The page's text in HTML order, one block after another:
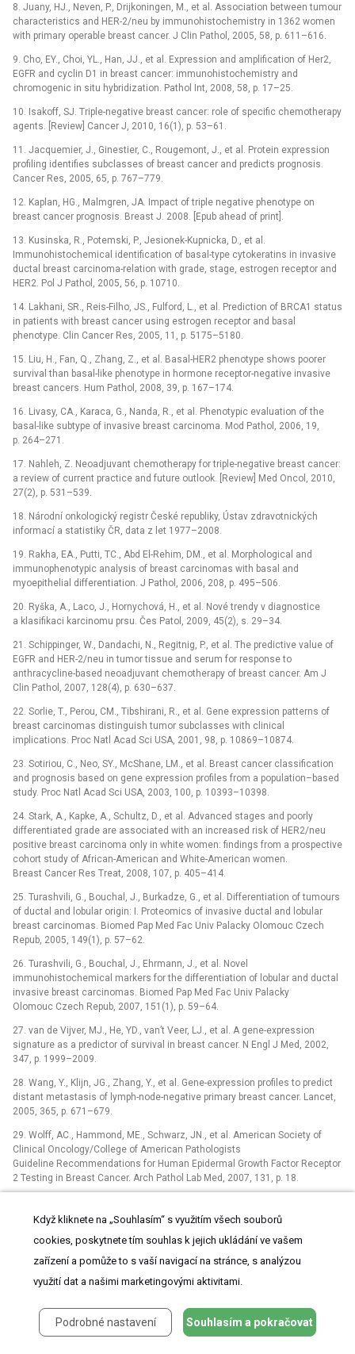
8. Juany, HJ., Neven, P., Drijkoningen, M., et al. Association between tumour
characteristics and HER-2/neu by immunohistochemistry in 1362 women
with primary operable breast cancer. J Clin Pathol, 2005, 58, p. 611–616.
9. Cho, EY., Choi, YL., Han, JJ., et al. Expression and amplification of Her2,
EGFR and cyclin D1 in breast cancer: immunohistochemistry and
chromogenic in situ hybridization. Pathol Int, 2008, 58, p. 17–25.
10. Isakoff, SJ. Triple-negative breast cancer: role of specific chemotherapy
agents. [Review] Cancer J, 2010, 16(1), p. 53–61.
11. Jacquemier, J., Ginestier, C., Rougemont, J., et al. Protein expression
profiling identifies subclasses of breast cancer and predicts prognosis.
Cancer Res, 2005, 65, p. 767–779.
12. Kaplan, HG., Malmgren, JA. Impact of triple negative phenotype on
breast cancer prognosis. Breast J. 2008. [Epub ahead of print].
13. Kusinska, R., Potemski, P., Jesionek-Kupnicka, D., et al.
Immunohistochemical identification of basal-type cytokeratins in invasive
ductal breast carcinoma-relation with grade, stage, estrogen receptor and
HER2. Pol J Pathol, 2005, 56, p. 10710.
14. Lakhani, SR., Reis-Filho, JS., Fulford, L., et al. Prediction of BRCA1 status
in patients with breast cancer using estrogen receptor and basal
phenotype. Clin Cancer Res, 2005, 11, p. 5175–5180.
15. Liu, H., Fan, Q., Zhang, Z., et al. Basal-HER2 phenotype shows poorer
survival than basal-like phenotype in hormone receptor-negative invasive
breast cancers. Hum Pathol, 2008, 39, p. 167–174.
16. Livasy, CA., Karaca, G., Nanda, R., et al. Phenotypic evaluation of the
basal-like subtype of invasive breast carcinoma. Mod Pathol, 2006, 19,
p. 264–271.
17. Nahleh, Z. Neoadjuvant chemotherapy for triple-negative breast cancer:
a review of current practice and future outlook. [Review] Med Oncol, 2010,
27(2), p. 531–539.
18. Národní onkologický registr České republiky, Ústav zdravotnických
informací a statistiky ČR, data z let 1977–2008.
19. Rakha, EA., Putti, TC., Abd El-Rehim, DM., et al. Morphological and
immunophenotypic analysis of breast carcinomas with basal and
myoepithelial differentiation. J Pathol, 2006, 208, p. 495–506.
20. Ryška, A., Laco, J., Hornychová, H., et al. Nové trendy v diagnostice
a klasifikaci karcinomu prsu. Čes Patol, 2009, 45(2), s. 29–34.
21. Schippinger, W., Dandachi, N., Regitnig, P., et al. The predictive value of
EGFR and HER-2/neu in tumor tissue and serum for response to
anthracycline-based neoadjuvant chemotherapy of breast cancer. Am J
Clin Pathol, 2007, 128(4), p. 630–637.
22. Sorlie, T., Perou, CM., Tibshirani, R., et al. Gene expression patterns of
breast carcinomas distinguish tumor subclasses with clinical
implications. Proc Natl Acad Sci USA, 2001, 98, p. 10869–10874.
23. Sotiriou, C., Neo, SY., McShane, LM., et al. Breast cancer classification
and prognosis based on gene expression profiles from a population–based
study. Proc Natl Acad Sci USA, 2003, 100, p. 10393–10398.
24. Stark, A., Kapke, A., Schultz, D., et al. Advanced stages and poorly
differentiated grade are associated with an increased risk of HER2/neu
positive breast carcinoma only in white women: findings from a prospective
cohort study of African-American and White-American women.
Breast Cancer Res Treat, 2008, 107, p. 405–414.
25. Turashvili, G., Bouchal, J., Burkadze, G., et al. Differentiation of tumours
of ductal and lobular origin: I. Proteomics of invasive ductal and lobular
breast carcinomas. Biomed Pap Med Fac Univ Palacky Olomouc Czech
Repub, 2005, 149(1), p. 57–62.
26. Turashvili, G., Bouchal, J., Ehrmann, J., et al. Novel
immunohistochemical markers for the differentiation of lobular and ductal
invasive breast carcinomas. Biomed Pap Med Fac Univ Palacky
Olomouc Czech Repub, 2007, 151(1), p. 59–64.
27. van de Vijver, MJ., He, YD., van’t Veer, LJ., et al. A gene-expression
signature as a predictor of survival in breast cancer. N Engl J Med, 2002,
347, p. 1999–2009.
28. Wang, Y., Klijn, JG., Zhang, Y., et al. Gene-expression profiles to predict
distant metastasis of lymph-node-negative primary breast cancer. Lancet,
2005, 365, p. 671–679.
29. Wolff, AC., Hammond, ME., Schwarz, JN., et al. American Society of
Clinical Oncology/College of American Pathologists
Guideline Recommendations for Human Epidermal Growth Factor Receptor
2 Testing in Breast Cancer. Arch Pathol Lab Med, 2007, 131, p. 18.
breast cancer molecular subtypes in a population-based study.
Reprodukční medicína
Když kliknete na „Souhlasím“ s využitím všech souborů
cookies, poskytnete tím souhlas k jejich ukládání ve vašem
zařízení a pomůže to s vaší navigací na stránce, s analýzou
využití dat a našimi marketingovými aktivitami.
Podrobné nastavení Souhlasím a pokračovat